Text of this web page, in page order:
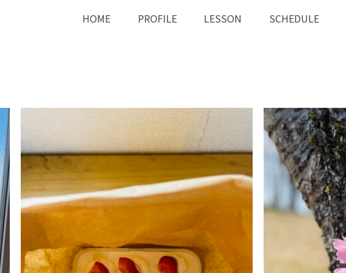
HOME PROFILE LESSON SCHEDULE